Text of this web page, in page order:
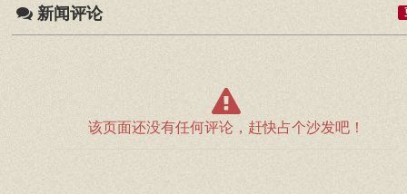
新闻评论
该页面还没有任何评论，赶快占个沙发吧！